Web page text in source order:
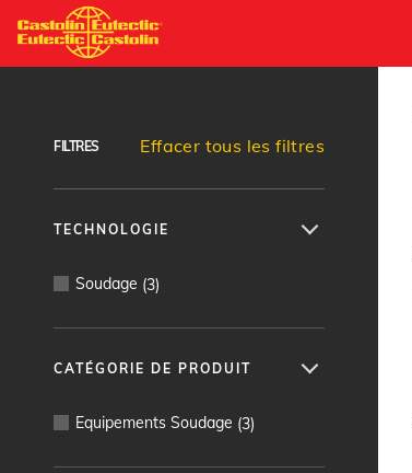
Aller
au
FILTRES Effacer tous les filtres
TECHNOLOGIE
Soudage (3)
CATÉGORIE DE PRODUIT
Equipements Soudage (3)